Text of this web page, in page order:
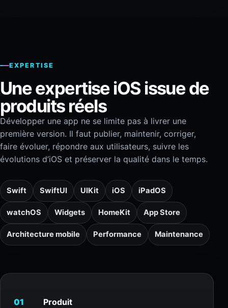
EXPERTISE
Une expertise iOS issue de
produits réels
Développer une app ne se limite pas à livrer une
première version. Il faut publier, maintenir, corriger,
faire évoluer, répondre aux utilisateurs, suivre les
évolutions d’iOS et préserver la qualité dans le temps.
Swift SwiftUI UIKit iOS iPadOS
watchOS Widgets HomeKit App Store
Architecture mobile Performance Maintenance
01 Produit